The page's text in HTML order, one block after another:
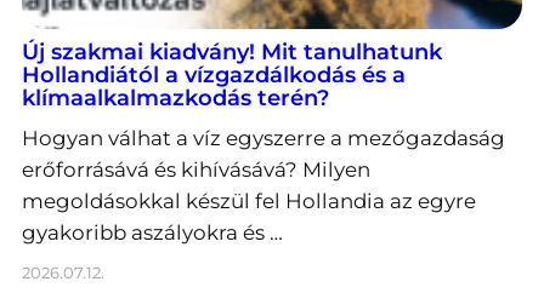
Új szakmai kiadvány! Mit tanulhatunk
Hollandiától a vízgazdálkodás és a
klímaalkalmazkodás terén?
Hogyan válhat a víz egyszerre a mezőgazdaság
erőforrásává és kihívásává? Milyen
megoldásokkal készül fel Hollandia az egyre
gyakoribb aszályokra és …
2026.07.12.